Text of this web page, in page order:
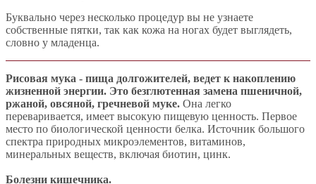
Буквально через несколько процедур вы не узнаете
собственные пятки, так как кожа на ногах будет выглядеть,
словно у младенца.
Рисовая мука - пища долгожителей, ведет к накоплению
жизненной энергии. Это безглютенная замена пшеничной,
ржаной, овсяной, гречневой муке. Она легко
переваривается, имеет высокую пищевую ценность. Первое
место по биологической ценности белка. Источник большого
спектра природных микроэлементов, витаминов,
минеральных веществ, включая биотин, цинк.
Болезни кишечника.